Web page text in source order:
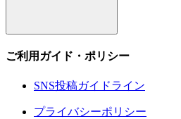
ご利用ガイド・ポリシー
SNS投稿ガイドライン
プライバシーポリシー